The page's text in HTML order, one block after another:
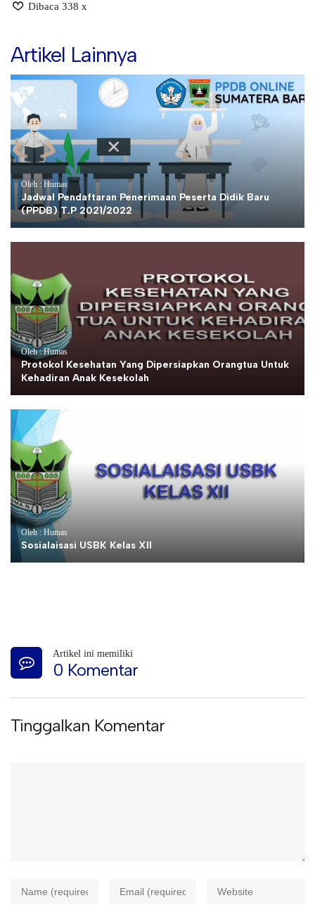
Dibaca 338 x
Artikel Lainnya
Oleh : Humas
Jadwal Pendaftaran Penerimaan Peserta Didik Baru
(PPDB) T.P 2021/2022
Oleh : Humas
Protokol Kesehatan Yang Dipersiapkan Orangtua Untuk
Kehadiran Anak Kesekolah
Oleh : Humas
Sosialaisasi USBK Kelas XII
Artikel ini memiliki
0 Komentar
Tinggalkan Komentar